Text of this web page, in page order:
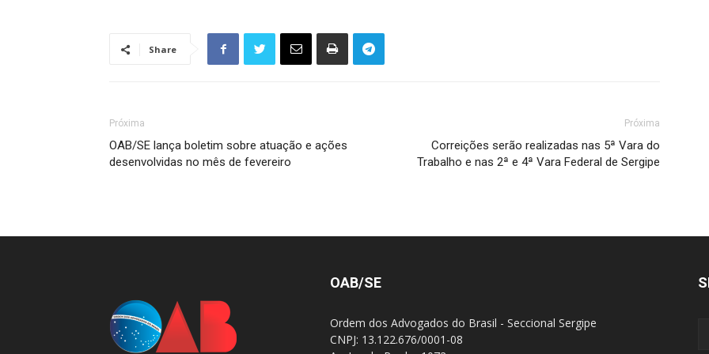
Share
Próxima
OAB/SE lança boletim sobre atuação e ações
desenvolvidas no mês de fevereiro
Próxima
Correições serão realizadas nas 5ª Vara do
Trabalho e nas 2ª e 4ª Vara Federal de Sergipe
OAB/SE
Ordem dos Advogados do Brasil - Seccional Sergipe
CNPJ: 13.122.676/0001-08